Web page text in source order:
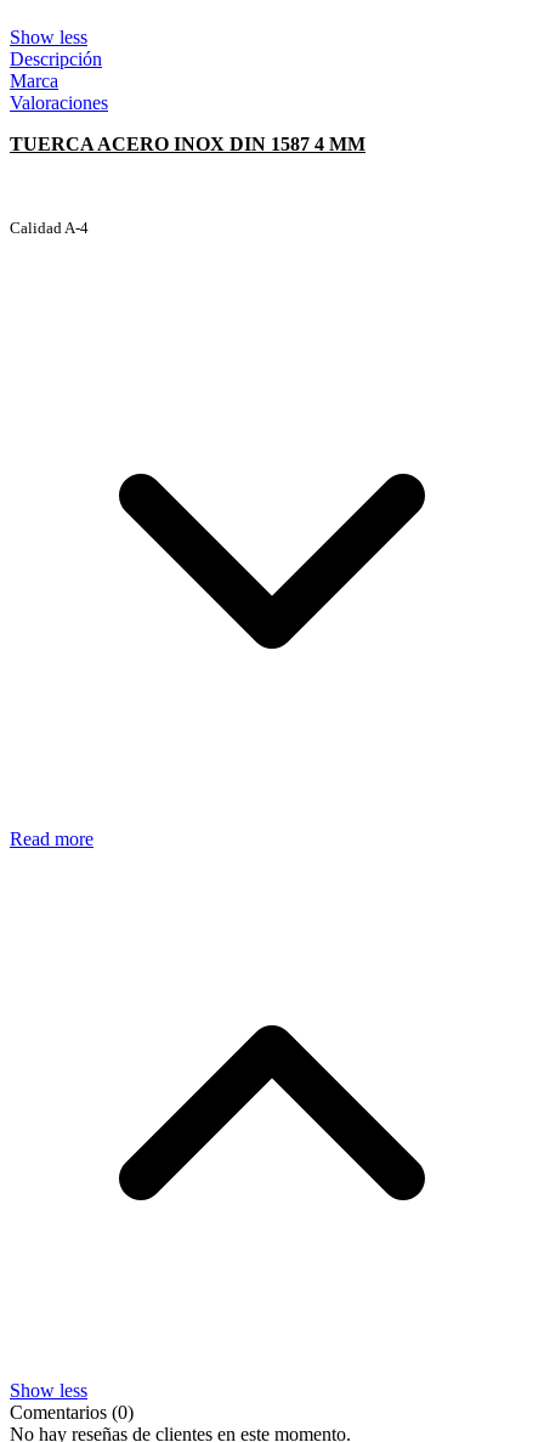
Show less
Descripción
Marca
Valoraciones
TUERCA ACERO INOX DIN 1587 4 MM
Calidad A-4
Read more
Show less
Comentarios (0)
No hay reseñas de clientes en este momento.